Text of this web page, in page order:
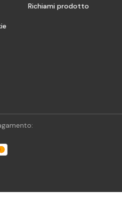
Richiami prodotto